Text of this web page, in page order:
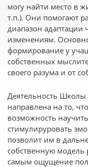
могу найти место в
т.п.). Они помогают
диапазон адаптации
изменениям.
формирование у
собственных
своего разума и от
Деятельность
направлена на то,
возможность
стимулируровать
позволит им в
собственную модель
самым ощущение